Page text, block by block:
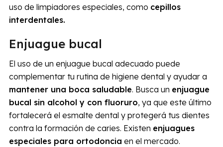
uso de limpiadores especiales, como cepillos
interdentales.
Enjuague bucal
El uso de un enjuague bucal adecuado puede
complementar tu rutina de higiene dental y ayudar a
mantener una boca saludable. Busca un enjuague
bucal sin alcohol y con fluoruro, ya que este último
fortalecerá el esmalte dental y protegerá tus dientes
contra la formación de caries. Existen enjuagues
especiales para ortodoncia en el mercado.